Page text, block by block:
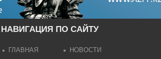
НАВИГАЦИЯ ПО САЙТУ
ГЛАВНАЯ НОВОСТИ